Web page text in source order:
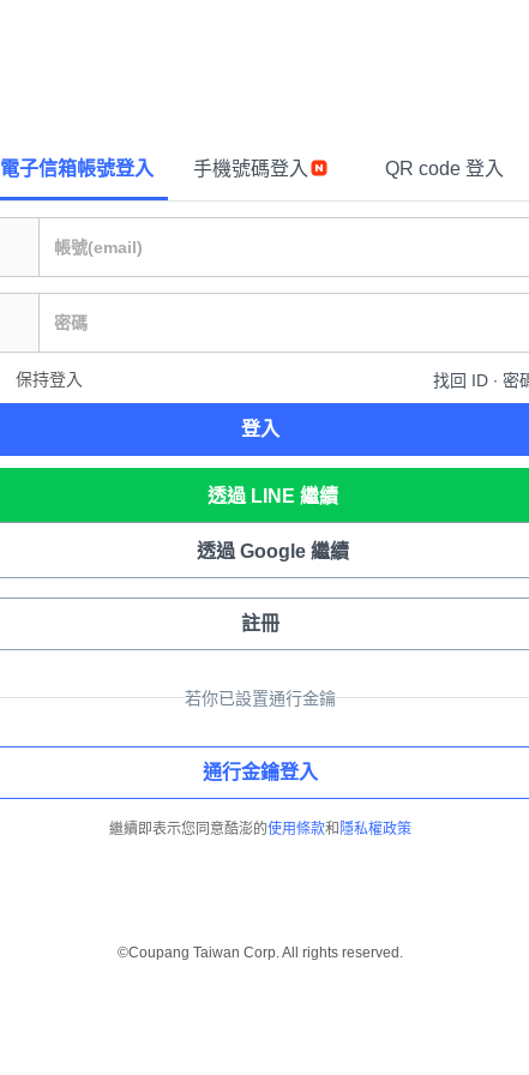
電子信箱帳號登入 手機號碼登入 QR code 登入
保持登入 找回 ID ∙ 密
登入
透過 LINE 繼續
透過 Google 繼續
註冊
若你已設置通行金鑰
通行金鑰登入
繼續即表示您同意酷澎的使用條款和 隱私權政策
©Coupang Taiwan Corp. All rights reserved.